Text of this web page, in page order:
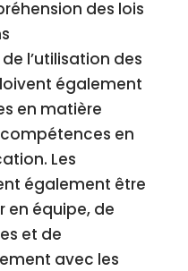
des lois
l’utilisation des
également
en matière
en
Les
également être
en équipe, de
et de
avec les